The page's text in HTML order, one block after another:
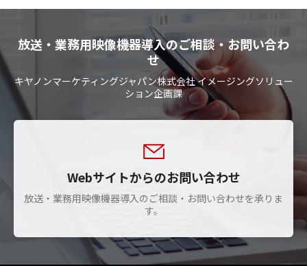
放送・業務用映像機器導入のご相談・お問い合わ
せ
キヤノンマーケティングジャパン株式会社 イメージングソリュー
ション企画課
Webサイトからのお問い合わせ
放送・業務用映像機器導入のご相談・お問い合わせを承りま
す。